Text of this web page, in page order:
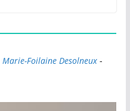
Marie-Foilaine Desolneux-